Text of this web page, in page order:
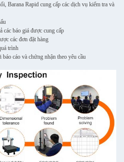
Barana Rapid cung cấp các dịch vụ kiểm tra và
các báo giá được cung cấp
các đơn đặt hàng
trình
cáo và chứng nhận theo yêu cầu